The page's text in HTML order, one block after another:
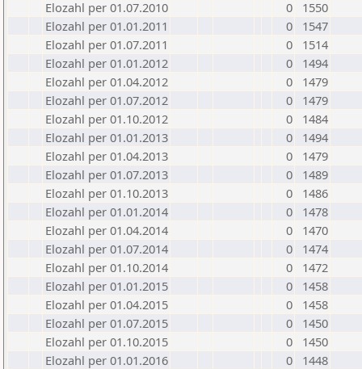
Elozahl per 01.07.2010
0
1550
Elozahl per 01.01.2011
0
1547
Elozahl per 01.07.2011
0
1514
Elozahl per 01.01.2012
0
1494
Elozahl per 01.04.2012
0
1479
Elozahl per 01.07.2012
0
1479
Elozahl per 01.10.2012
0
1484
Elozahl per 01.01.2013
0
1494
Elozahl per 01.04.2013
0
1479
Elozahl per 01.07.2013
0
1489
Elozahl per 01.10.2013
0
1486
Elozahl per 01.01.2014
0
1478
Elozahl per 01.04.2014
0
1470
Elozahl per 01.07.2014
0
1474
Elozahl per 01.10.2014
0
1472
Elozahl per 01.01.2015
0
1458
Elozahl per 01.04.2015
0
1458
Elozahl per 01.07.2015
0
1450
Elozahl per 01.10.2015
0
1450
Elozahl per 01.01.2016
0
1448